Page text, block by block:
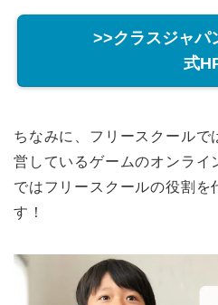
>>クラスジャパ
式
ちなみに、フリースクールで
営しているゲームのオンライ
ではフリースクールの役割を
す！